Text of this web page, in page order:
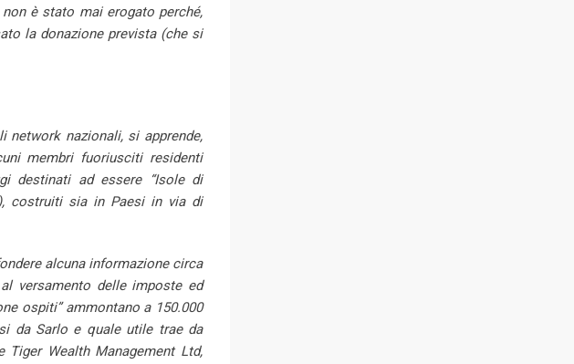
è stato mai erogato perché,
la donazione prevista (che si
network nazionali, si apprende,
membri fuoriusciti residenti
destinati ad essere “Isole di
costruiti sia in Paesi in via di
alcuna informazione circa
versamento delle imposte ed
ospiti” ammontano a 150.000
da Sarlo e quale utile trae da
Wealth Management Ltd,